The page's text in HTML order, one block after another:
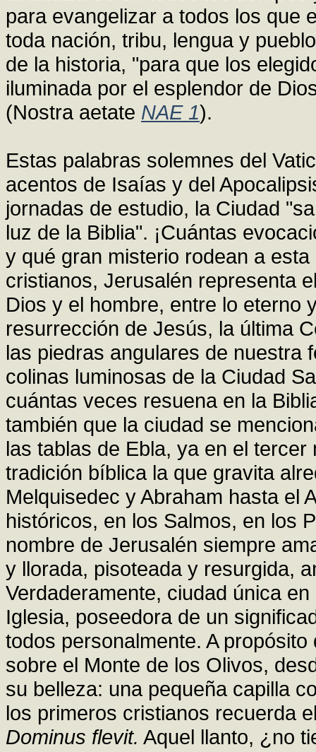
para evangelizar a todos los que
toda nación, tribu, lengua y
de la historia, "para que los
iluminada por el esplendor de
(Nostra aetate NAE 1).
Estas palabras solemnes del
acentos de Isaías y del
jornadas de estudio, la Ciudad
luz de la Biblia". ¡Cuántas
y qué gran misterio rodean a
cristianos, Jerusalén representa
Dios y el hombre, entre lo eterno
resurrección de Jesús, la última
las piedras angulares de nuestra
colinas luminosas de la Ciudad
cuántas veces resuena en la
también que la ciudad se
las tablas de Ebla, ya en el
tradición bíblica la que gravita
Melquisedec y Abraham hasta el
históricos, en los Salmos, en los
nombre de Jerusalén siempre
y llorada, pisoteada y resurgida,
Verdaderamente, ciudad única
Iglesia, poseedora de un
todos personalmente. A
sobre el Monte de los Olivos,
su belleza: una pequeña capilla
los primeros cristianos recuerda
Dominus flevit. Aquel llanto, ¿no